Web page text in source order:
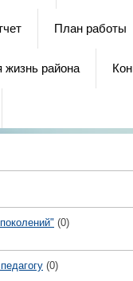
План работы
жизнь района
(0)
(0)